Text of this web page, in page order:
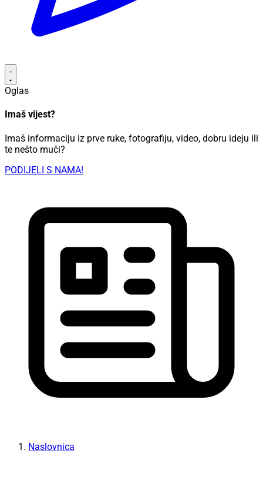
Oglas
Imaš vijest?
Imaš informaciju iz prve ruke, fotografiju, video, dobru ideju ili
te nešto muči?
PODIJELI S NAMA!
Naslovnica